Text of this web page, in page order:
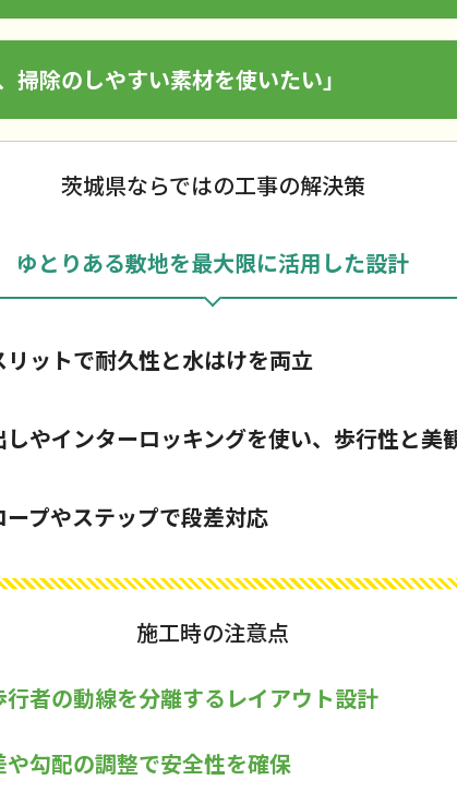
掃除のしやすい素材を使いたい」
茨城県ならではの工事の解決策
ゆとりある敷地を最大限に活用した設計
ットで耐久性と水はけを両立
やインターロッキングを使い、歩行性と美
プやステップで段差対応
施工時の注意点
者の動線を分離するレイアウト設計
勾配の調整で安全性を確保